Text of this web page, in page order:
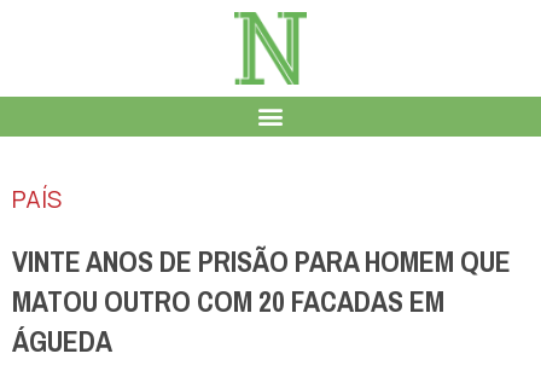
PAÍS
VINTE ANOS DE PRISÃO PARA HOMEM QUE
MATOU OUTRO COM 20 FACADAS EM
ÁGUEDA